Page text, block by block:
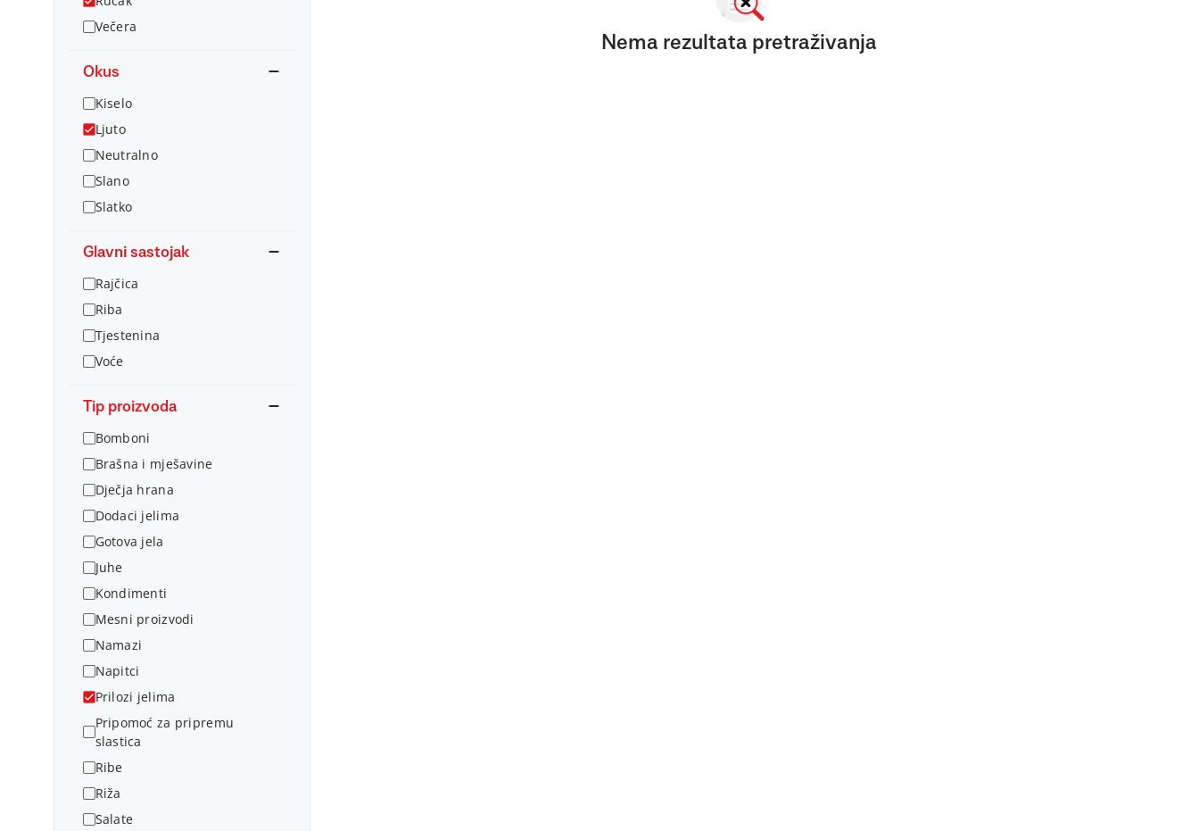
Večera
Okus
Kiselo
Ljuto
Neutralno
Slano
Slatko
Glavni sastojak
Rajčica
Riba
Tjestenina
Voće
Tip proizvoda
Bomboni
Brašna i mješavine
Dječja hrana
Dodaci jelima
Gotova jela
Juhe
Kondimenti
Mesni proizvodi
Namazi
Napitci
Prilozi jelima
Pripomoć za pripremu
slastica
Ribe
Riža
Salate
Nema rezultata pretraživanja